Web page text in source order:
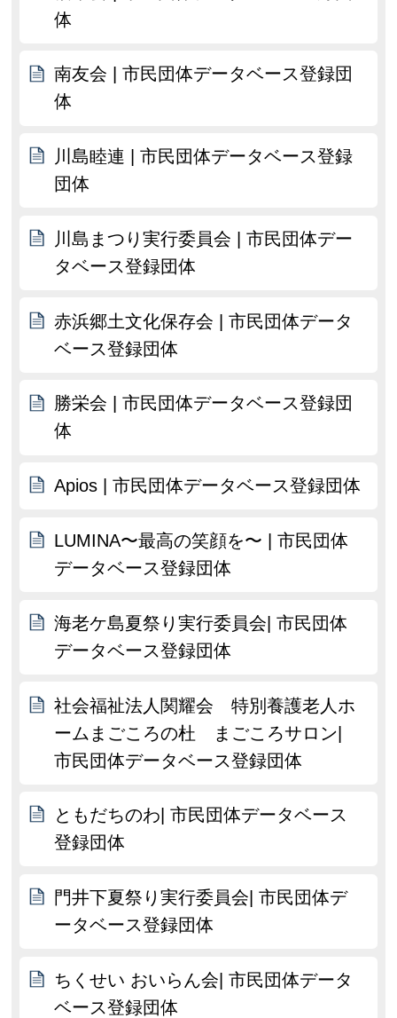
体
南友会 | 市民団体データベース登録団
体
川島睦連 | 市民団体データベース登録
団体
川島まつり実行委員会 | 市民団体デー
タベース登録団体
赤浜郷土文化保存会 | 市民団体データ
ベース登録団体
勝栄会 | 市民団体データベース登録団
体
Apios | 市民団体データベース登録団体
LUMINA〜最高の笑顔を〜 | 市民団体
データベース登録団体
海老ケ島夏祭り実行委員会| 市民団体
データベース登録団体
社会福祉法人関耀会 特別養護老人ホ
ームまごころの杜 まごころサロン|
市民団体データベース登録団体
ともだちのわ| 市民団体データベース
登録団体
門井下夏祭り実行委員会| 市民団体デ
ータベース登録団体
ちくせい おいらん会| 市民団体データ
ベース登録団体